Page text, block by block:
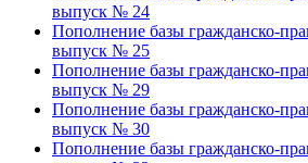
выпуск № 24
Пополнение базы гражданско-
выпуск № 25
Пополнение базы гражданско-
выпуск № 29
Пополнение базы гражданско-
выпуск № 30
Пополнение базы гражданско-